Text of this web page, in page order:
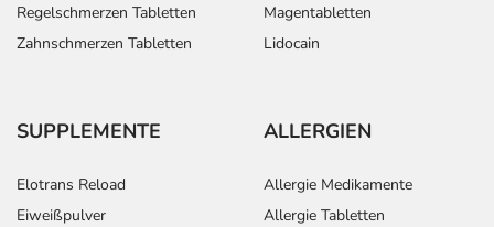
Regelschmerzen Tabletten
Zahnschmerzen Tabletten
Magentabletten
Lidocain
SUPPLEMENTE
Elotrans Reload
Eiweißpulver
ALLERGIEN
Allergie Medikamente
Allergie Tabletten